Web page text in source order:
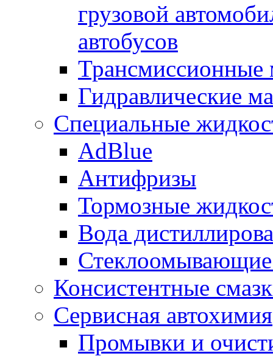
грузовой
автобусов
Трансмиссионные
Гидравлические
Специальные
AdBlue
Антифризы
Тормозные
Вода
Консистентные
Сервисная автохимия
Промывки и